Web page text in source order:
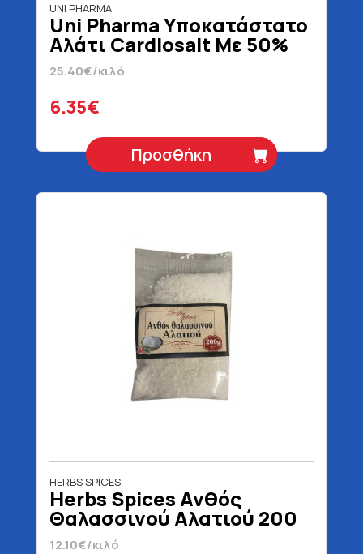
UNI PHARMA
Uni Pharma Υποκατάστατο
Αλάτι Cardiosalt Με 50%
Λιγότερο Νάτριο 250 gr
25.40€/κιλό
6.35€
Προσθήκη
HERBS SPICES
Herbs Spices Ανθός
Θαλασσινού Αλατιού 200
gr
12.10€/κιλό